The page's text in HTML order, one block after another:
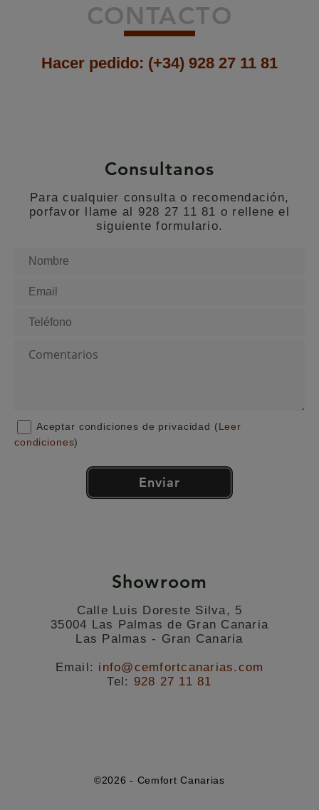
CONTACTO
Hacer pedido: (+34) 928 27 11 81
Consultanos
Para cualquier consulta o recomendación,
porfavor llame al 928 27 11 81 o rellene el
siguiente formulario.
Aceptar condiciones de privacidad (Leer
condiciones)
Enviar
Showroom
Calle Luis Doreste Silva, 5
35004 Las Palmas de Gran Canaria
Las Palmas - Gran Canaria
Email: info@cemfortcanarias.com
Tel: 928 27 11 81
©2026 - Cemfort Canarias